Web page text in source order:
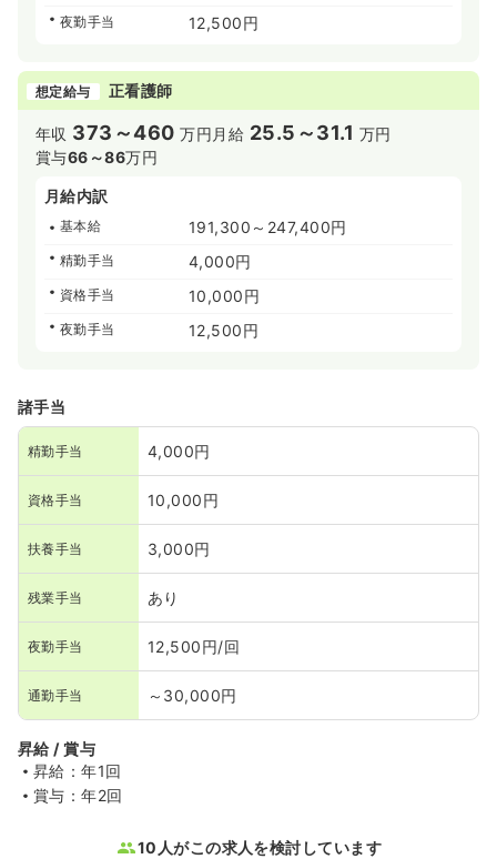
夜勤手当 12,500円
想定給与 正看護師
年収 373～460 万円 月給 25.5～31.1 万円
賞与66～86万円
月給内訳
基本給 191,300～247,400円
精勤手当 4,000円
資格手当 10,000円
夜勤手当 12,500円
諸手当
精勤手当 4,000円
資格手当 10,000円
扶養手当 3,000円
残業手当 あり
夜勤手当 12,500円/回
通勤手当 ～30,000円
昇給 / 賞与
昇給：年1回
賞与：年2回
10人がこの求人を検討しています